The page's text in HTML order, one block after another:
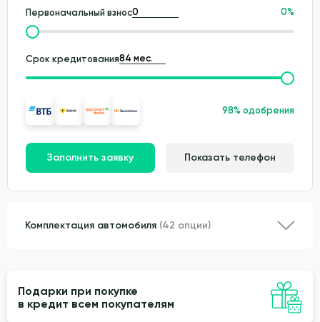
Первоначальный взнос 0%
Срок кредитования
98% одобрения
Заполнить заявку Показать телефон
Комплектация автомобиля (42 опции)
Подарки при покупке
в кредит всем покупателям